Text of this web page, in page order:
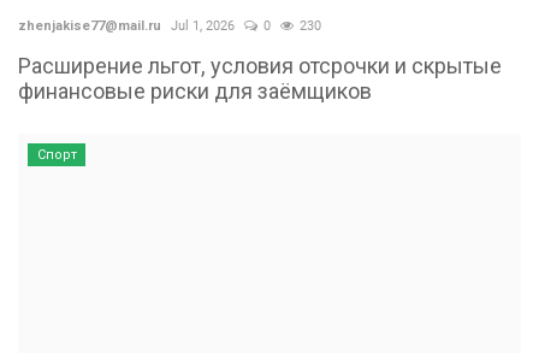
zhenjakise77@mail.ru Jul 1, 2026 0 230
Расширение льгот, условия отсрочки и скрытые
финансовые риски для заёмщиков
Спорт